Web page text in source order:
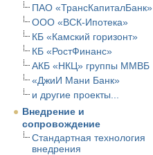
ПАО «ТрансКапиталБанк»
ООО «ВСК-Ипотека»
КБ «Камский горизонт»
КБ «РостФинанс»
АКБ «НКЦ» группы ММВБ
«ДжиИ Мани Банк»
и другие проекты...
Внедрение и
сопровождение
Стандартная технология
внедрения